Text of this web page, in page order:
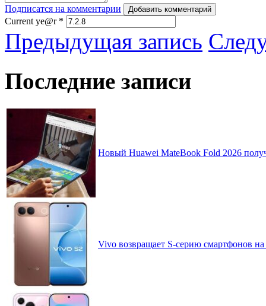
Подписатся на комментарии Добавить комментарий
Current ye@r *
Предыдущая запись
Последние записи
Новый Huawei MateBook Fold 2026
Vivo возвращает S-серию смартфонов